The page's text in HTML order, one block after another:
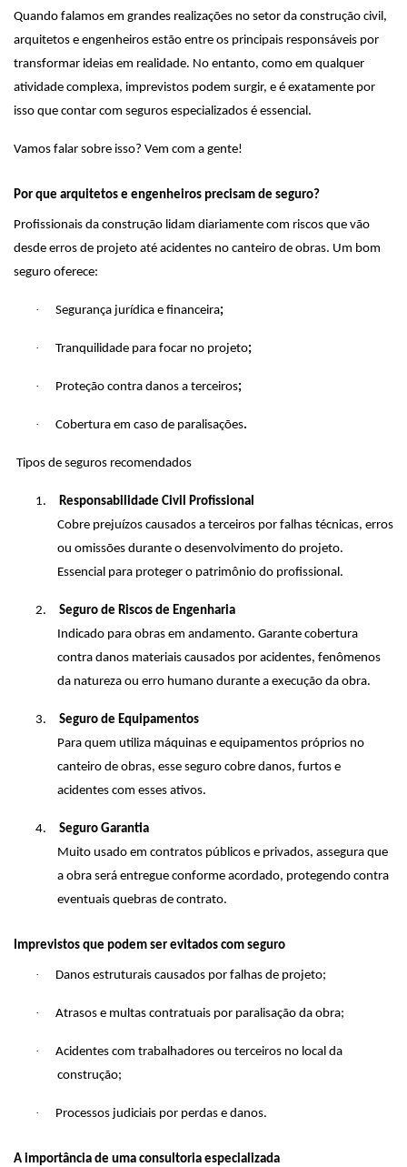
Quando falamos em grandes realizações no setor da construção civil,
arquitetos e engenheiros estão entre os principais responsáveis por
transformar ideias em realidade. No entanto, como em qualquer
atividade complexa, imprevistos podem surgir, e é exatamente por
isso que contar com seguros especializados é essencial.
Vamos falar sobre isso? Vem com a gente!
Por que arquitetos e engenheiros precisam de seguro?
Profissionais da construção lidam diariamente com riscos que vão
desde erros de projeto até acidentes no canteiro de obras. Um bom
seguro oferece:
· Segurança jurídica e financeira;
· Tranquilidade para focar no projeto;
· Proteção contra danos a terceiros;
· Cobertura em caso de paralisações.
Tipos de seguros recomendados
1.
Responsabilidade Civil Profissional
Cobre prejuízos causados a terceiros por falhas técnicas, erros
ou omissões durante o desenvolvimento do projeto.
Essencial para proteger o patrimônio do profissional.
2.
Seguro de Riscos de Engenharia
Indicado para obras em andamento. Garante cobertura
contra danos materiais causados por acidentes, fenômenos
da natureza ou erro humano durante a execução da obra.
3.
Seguro de Equipamentos
Para quem utiliza máquinas e equipamentos próprios no
canteiro de obras, esse seguro cobre danos, furtos e
acidentes com esses ativos.
4.
Seguro Garantia
Muito usado em contratos públicos e privados, assegura que
a obra será entregue conforme acordado, protegendo contra
eventuais quebras de contrato.
Imprevistos que podem ser evitados com seguro
· Danos estruturais causados por falhas de projeto;
· Atrasos e multas contratuais por paralisação da obra;
·
Acidentes com trabalhadores ou terceiros no local da
construção;
· Processos judiciais por perdas e danos.
A importância de uma consultoria especializada